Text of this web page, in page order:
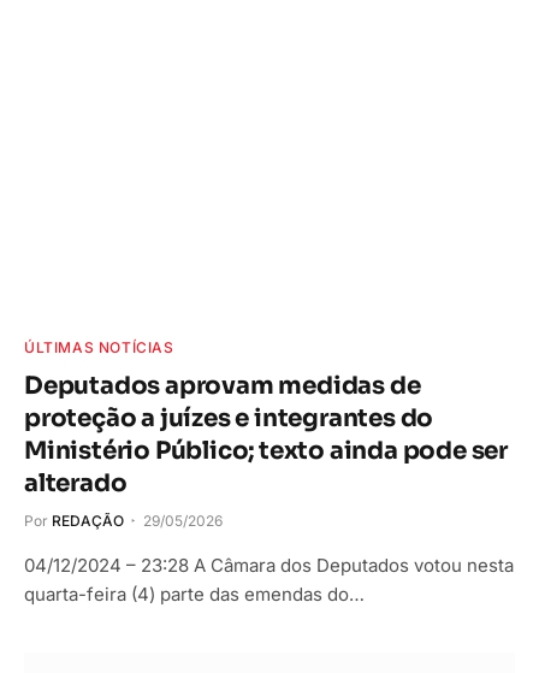
ÚLTIMAS NOTÍCIAS
Deputados aprovam medidas de
proteção a juízes e integrantes do
Ministério Público; texto ainda pode ser
alterado
Por REDAÇÃO 29/05/2026
04/12/2024 – 23:28 A Câmara dos Deputados votou nesta
quarta-feira (4) parte das emendas do…